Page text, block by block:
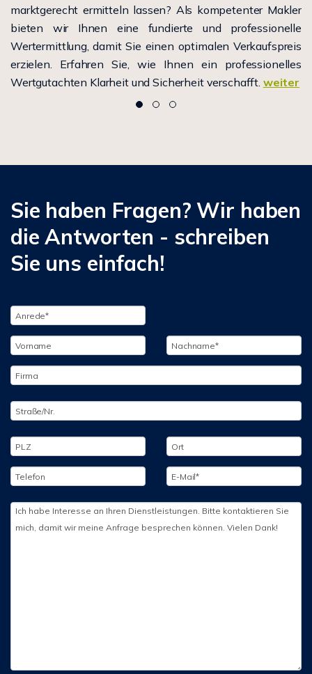
marktgerecht ermitteln lassen? Als kompetenter Makler
bieten wir Ihnen eine fundierte und professionelle
Wertermittlung, damit Sie einen optimalen Verkaufspreis
erzielen. Erfahren Sie, wie Ihnen ein professionelles
Wertgutachten Klarheit und Sicherheit verschafft. weiter
Sie haben Fragen? Wir haben
die Antworten - schreiben
Sie uns einfach!